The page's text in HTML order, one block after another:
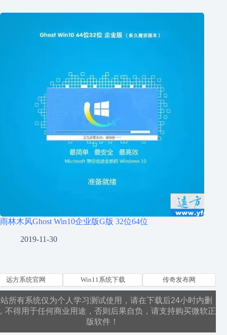
雨林木风Ghost Win10企业版G版 32位64位
2019-11-30
远方系统官网 Win11系统下载 传奇发布网
所有系统仅为个人学习测试使用，请在下载后24小时内删
不得用于任何商业用途，否则后果自负，请支持购买微软正
版软件！